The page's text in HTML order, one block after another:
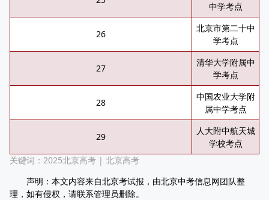
中学考点
26
北京市第二十中
学考点
27
清华大学附属中
学考点
28
中国农业大学附
属中学考点
29
人大附中航天城
学校考点
关键词： 2025北京高考 | 北京高考
声明：本文内容来自北京考试报，由北京中考信息网团队整
理，如有侵权，请联系管理员删除。